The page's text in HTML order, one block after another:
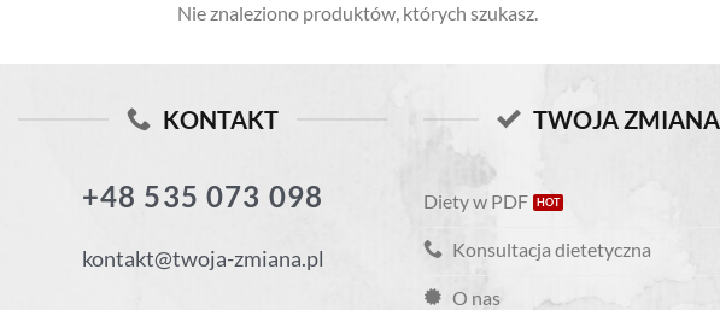
Nie znaleziono produktów, których szukasz.
KONTAKT
+48 535 073 098
kontakt@twoja-zmiana.pl
TWOJA ZMIANA
Diety w PDF
Konsultacja dietetyczna
O nas